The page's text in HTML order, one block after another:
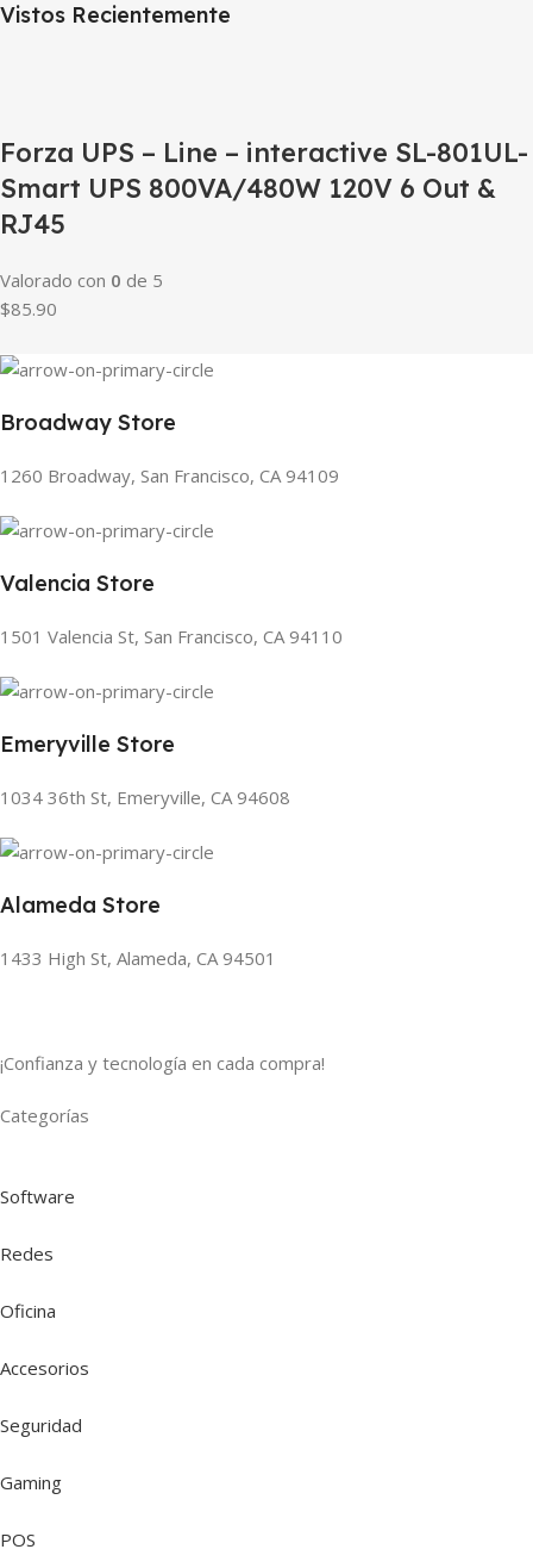
Vistos Recientemente
Forza UPS – Line – interactive SL-801UL-
Smart UPS 800VA/480W 120V 6 Out &
RJ45
Valorado con 0 de 5
$85.90
Broadway Store
1260 Broadway, San Francisco, CA 94109
Valencia Store
1501 Valencia St, San Francisco, CA 94110
Emeryville Store
1034 36th St, Emeryville, CA 94608
Alameda Store
1433 High St, Alameda, CA 94501
¡Confianza y tecnología en cada compra!
Categorías
Software
Redes
Oficina
Accesorios
Seguridad
Gaming
POS